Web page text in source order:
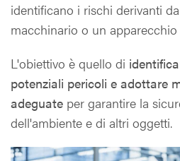
identificano i rischi derivanti
macchinario o un
L'obiettivo è quello di
potenziali pericoli e adottare
adeguate per garantire la
dell'ambiente e di altri oggetti.